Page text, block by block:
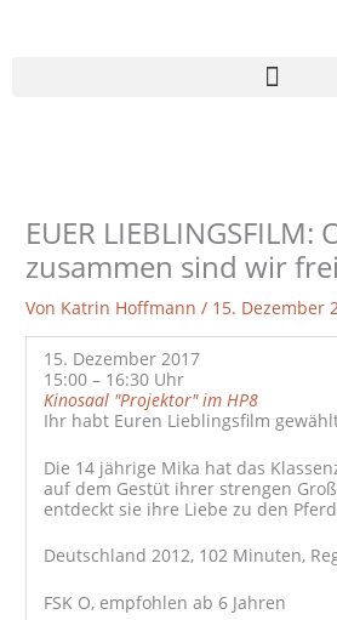
EUER LIEBLINGSFILM:
zusammen sind wir frei
Von Katrin Hoffmann/ 15. Dezember
15. Dezember 2017
15:00 – 16:30 Uhr
Kinosaal "Projektor" im HP8
Ihr habt Euren Lieblingsfilm
Die 14 jährige Mika hat das
auf dem Gestüt ihrer strengen
entdeckt sie ihre Liebe zu den
Deutschland 2012, 102 Minuten,
FSK O, empfohlen ab 6 Jahren